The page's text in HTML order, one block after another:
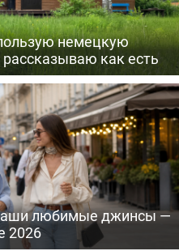
немецкую
как есть
любимые джинсы —
2026